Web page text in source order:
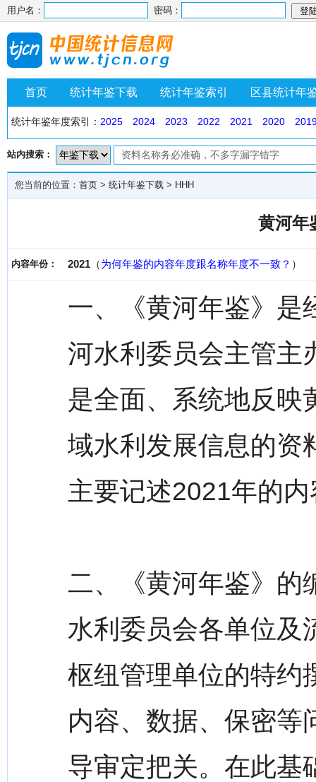
用户名： 密码：
首页 统计年鉴下载 统计年鉴索引 区县统计年
统计年鉴年度索引： 2025 2024 2023 2022 2021 2020
站内搜索：
您当前的位置： 首页 > 统计年鉴下载 > HHH
黄河年
内容年份： 2021 （为何年鉴的内容年度跟名称年度不一致？ ）
一、《黄河年鉴》是
河水利委员会主管主
是全面、系统地反映
域水利发展信息的资
主要记述2021年的
二、《黄河年鉴》的
水利委员会各单位及
枢纽管理单位的特约
内容、数据、保密等
导审定把关。在此基